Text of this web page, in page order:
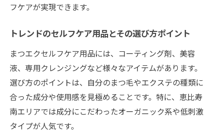
フケアが実現できます。
トレンドのセルフケア用品とその選び方ポイント
まつエクセルフケア用品には、コーティング剤、美容
液、専用クレンジングなど様々なアイテムがあります。
選び方のポイントは、自分のまつ毛やエクステの種類に
合った成分や使用感を見極めることです。特に、恵比寿
南エリアでは成分にこだわったオーガニック系や低刺激
タイプが人気です。